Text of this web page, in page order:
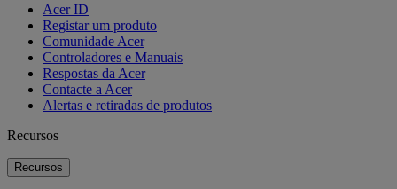
Acer ID
Registar um produto
Comunidade Acer
Controladores e Manuais
Respostas da Acer
Contacte a Acer
Alertas e retiradas de produtos
Recursos
Recursos